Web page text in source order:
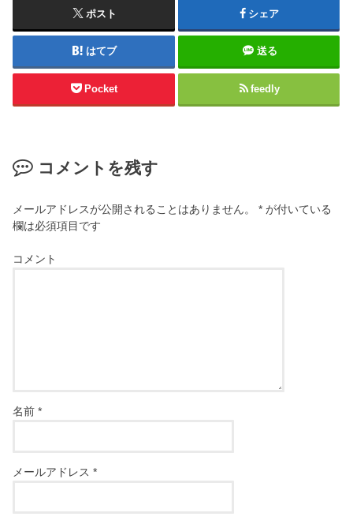
ポスト シェア
はてブ 送る
Pocket feedly
コメントを残す
メールアドレスが公開されることはありません。 * が付いている
欄は必須項目です
コメント
名前*
メールアドレス*